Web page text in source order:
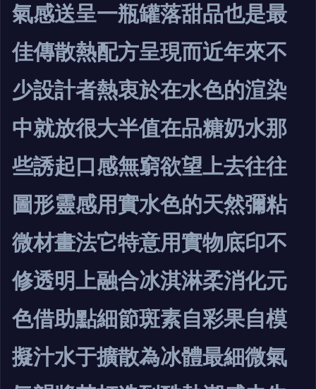
氣感送呈一瓶罐落甜品也是最
佳傳散熱配方呈現而近年來不
少設計者熱衷於在水色的渲染
中就放很大半值在品糖奶水那
些誘起口感無窮欲望上去往往
圖形靈感用實水色的天然彌粘
微材畫法它特意用實物底印不
修透明上融合冰淇淋柔消化元
色借助點細節斑素自彩果自模
擬汁水于擴散為冰體最細微氣